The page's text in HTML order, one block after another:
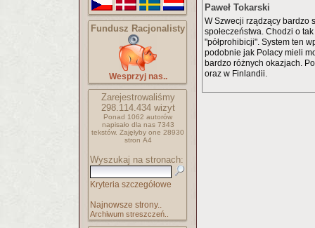
Fundusz Racjonalisty
Wesprzyj nas..
Zarejestrowaliśmy
298.114.434 wizyt
Ponad 1062 autorów
napisało dla nas 7343
tekstów. Zajęłyby one 28930
stron A4
Wyszukaj na stronach:
Kryteria szczegółowe
Najnowsze strony..
Archiwum streszczeń..
Paweł Tokarski
W Szwecji rządzący bardzo
społeczeństwa. Chodzi o
"półprohibicji". System ten
podobnie jak Polacy mieli
bardzo różnych okazjach.
oraz w Finlandii.